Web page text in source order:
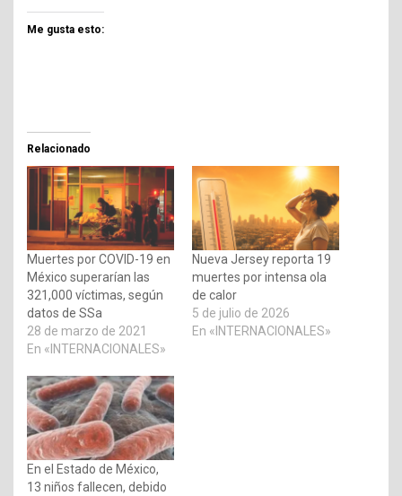
Me gusta esto:
Relacionado
Muertes por COVID-19 en
México superarían las
321,000 víctimas, según
datos de SSa
28 de marzo de 2021
En «INTERNACIONALES»
Nueva Jersey reporta 19
muertes por intensa ola
de calor
5 de julio de 2026
En «INTERNACIONALES»
En el Estado de México,
13 niños fallecen, debido